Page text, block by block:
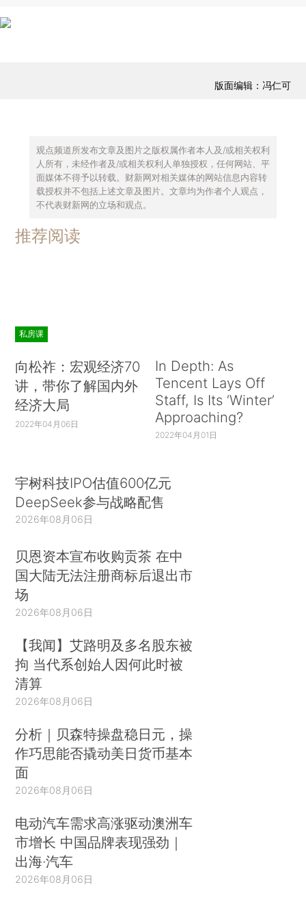
版面编辑：冯仁可
观点频道所发布文章及图片之版权属作者本人及/或相关权利
人所有，未经作者及/或相关权利人单独授权，任何网站、平
面媒体不得予以转载。财新网对相关媒体的网站信息内容转
载授权并不包括上述文章及图片。文章均为作者个人观点，
不代表财新网的立场和观点。
推荐阅读
私房课
向松祚：宏观经济70
讲，带你了解国内外
经济大局
2022年04月06日
In Depth: As
Tencent Lays Off
Staff, Is Its ‘Winter’
Approaching?
2022年04月01日
宇树科技IPO估值600亿元
DeepSeek参与战略配售
2026年08月06日
贝恩资本宣布收购贡茶 在中
国大陆无法注册商标后退出市
场
2026年08月06日
【我闻】艾路明及多名股东被
拘 当代系创始人因何此时被
清算
2026年08月06日
分析｜贝森特操盘稳日元，操
作巧思能否撬动美日货币基本
面
2026年08月06日
电动汽车需求高涨驱动澳洲车
市增长 中国品牌表现强劲｜
出海·汽车
2026年08月06日